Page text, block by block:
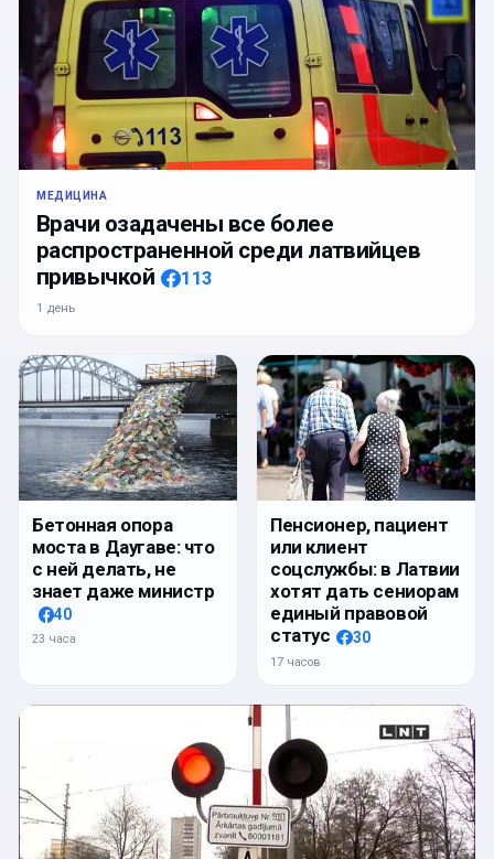
МЕДИЦИНА
Врачи озадачены все более
распространенной среди латвийцев
привычкой
113
1 день
Бетонная опора
моста в Даугаве: что
с ней делать, не
знает даже министр
40
23 часа
Пенсионер, пациент
или клиент
соцслужбы: в Латвии
хотят дать сениорам
единый правовой
статус
30
17 часов